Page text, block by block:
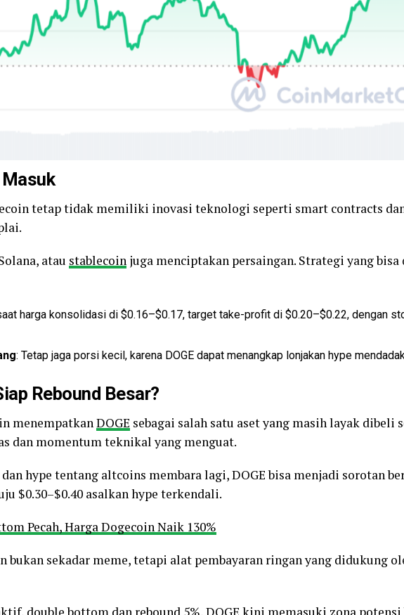
tetap tidak memiliki inovasi teknologi seperti smart contracts
atau stablecoin juga menciptakan persaingan. Strategi yang bisa
harga konsolidasi di $0.16–$0.17, target take-profit di $0.20–$0.22, dengan
: Tetap jaga porsi kecil, karena DOGE dapat menangkap lonjakan hype
Rebound Besar?
menempatkanDOGE sebagai salah satu aset yang masih layak dibeli
dan momentum teknikal yang menguat.
hype tentang altcoins membara lagi, DOGE bisa menjadi sorotan
$0.30–$0.40 asalkan hype terkendali.
Pecah, Harga Dogecoin Naik 130%
bukan sekadar meme, tetapi alat pembayaran ringan yang didukung